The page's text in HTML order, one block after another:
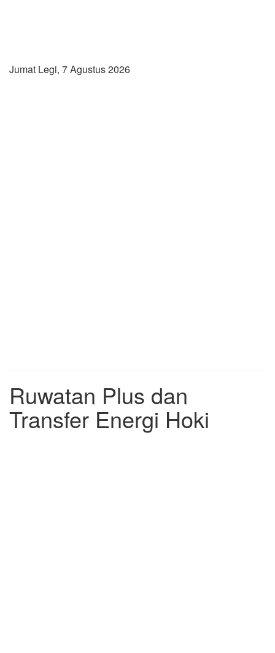
Jumat Legi, 7 Agustus 2026
Ruwatan Plus dan
Transfer Energi Hoki